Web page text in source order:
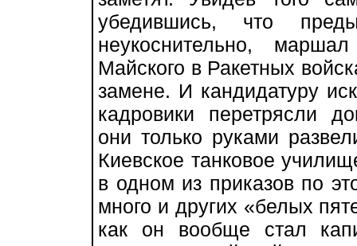
убедившись, что
неукоснительно,
Майского в Ракетных
замене. И кандидатуру
кадровики перетрясли
они только руками
Киевское танковое
в одном из приказов по
много и других «белых
как он вообще стал